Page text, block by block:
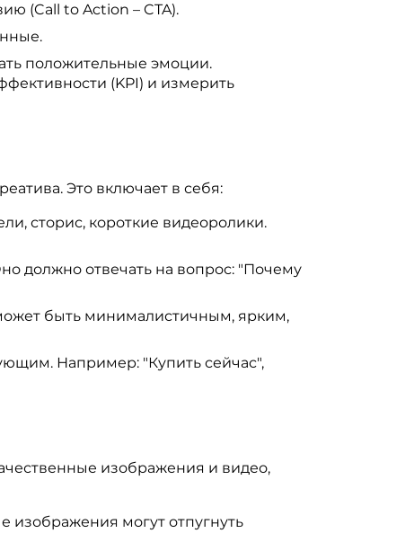
(Call to Action – CTA).
положительные эмоции.
(KPI) и измерить
Это включает в себя:
сторис, короткие видеоролики.
должно отвечать на вопрос: "Почему
быть минималистичным, ярким,
Например: "Купить сейчас",
изображения и видео,
могут отпугнуть